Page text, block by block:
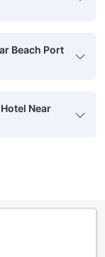
Beach Port
Near